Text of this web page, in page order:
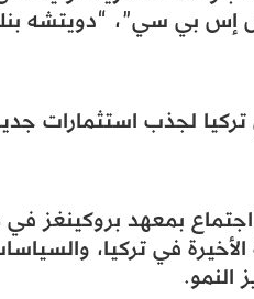
إس بي سي”، “دويتشه
لجذب استثمارات
بمعهد بروكينغز
في تركيا،
النمو.